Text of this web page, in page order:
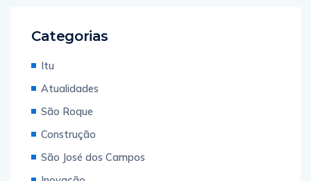
Categorias
Itu
Atualidades
São Roque
Construção
São José dos Campos